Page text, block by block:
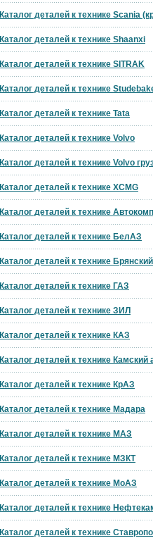
Каталог деталей к технике Scania
Каталог деталей к технике Shaanxi
Каталог деталей к технике SITRAK
Каталог деталей к технике
Каталог деталей к технике Tata
Каталог деталей к технике Volvo
Каталог деталей к технике Volvo
Каталог деталей к технике XCMG
Каталог деталей к технике
Каталог деталей к технике БелАЗ
Каталог деталей к технике
Каталог деталей к технике ГАЗ
Каталог деталей к технике ЗИЛ
Каталог деталей к технике КАЗ
Каталог деталей к технике Камский
Каталог деталей к технике КрАЗ
Каталог деталей к технике Мадара
Каталог деталей к технике МАЗ
Каталог деталей к технике МЗКТ
Каталог деталей к технике МоАЗ
Каталог деталей к технике
Каталог деталей к технике